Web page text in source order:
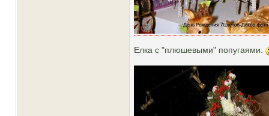
Елка с "плюшевыми" попугаями.